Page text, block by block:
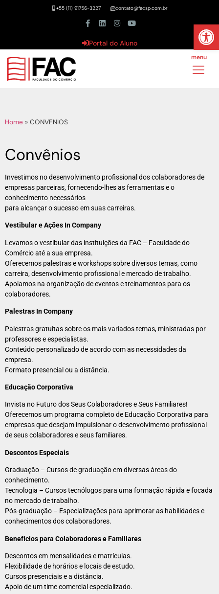
Abrir
+55 (11) 91756-3227 contato@facsp.com.br
Portal do Aluno
menu
Home » CONVENIOS
Convênios
Investimos no desenvolvimento profissional dos colaboradores de
empresas parceiras, fornecendo-lhes as ferramentas e o
conhecimento necessários
para alcançar o sucesso em suas carreiras.
Vestibular e Ações In Company
Levamos o vestibular das instituições da FAC – Faculdade do
Comércio até a sua empresa.
Oferecemos palestras e workshops sobre diversos temas, como
carreira, desenvolvimento profissional e mercado de trabalho.
Apoiamos na organização de eventos e treinamentos para os
colaboradores.
Palestras In Company
Palestras gratuitas sobre os mais variados temas, ministradas por
professores e especialistas.
Conteúdo personalizado de acordo com as necessidades da
empresa.
Formato presencial ou a distância.
Educação Corporativa
Invista no Futuro dos Seus Colaboradores e Seus Familiares!
Oferecemos um programa completo de Educação Corporativa para
empresas que desejam impulsionar o desenvolvimento profissional
de seus colaboradores e seus familiares.
Descontos Especiais
Graduação – Cursos de graduação em diversas áreas do
conhecimento.
Tecnologia – Cursos tecnólogos para uma formação rápida e focada
no mercado de trabalho.
Pós-graduação – Especializações para aprimorar as habilidades e
conhecimentos dos colaboradores.
Benefícios para Colaboradores e Familiares
Descontos em mensalidades e matrículas.
Flexibilidade de horários e locais de estudo.
Cursos presenciais e a distância.
Apoio de um time comercial especializado.